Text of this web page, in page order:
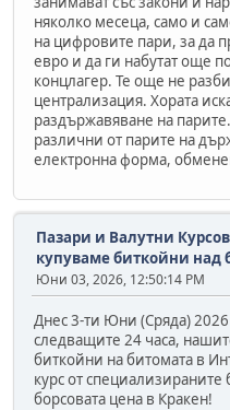
няколко месеца, само и
на цифровите пари, за да
евро и да ги набутат още
концлагер. Те още не
централизация. Хората
раздържавяване на
различни от парите на
електронна форма,
Пазари и Валутни
купуваме биткойни над
Юни 03, 2026, 12:50:14 PM
Днес 3-ти Юни (Сряда) 2026
следващите 24 часа,
биткойни на битомата в
курс от специализираните
борсовата цена в Кракен!